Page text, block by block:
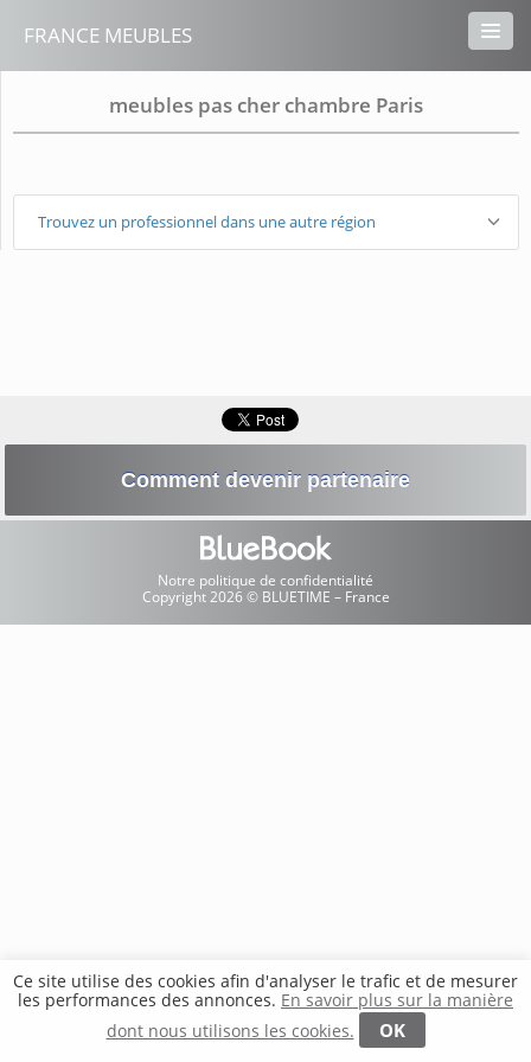
FRANCE MEUBLES
meubles pas cher chambre Paris
Trouvez un professionnel dans une autre région
Comment devenir partenaire
Notre politique de confidentialité
Copyright 2026 © BLUETIME – France
Ce site utilise des cookies afin d'analyser le trafic et de mesurer
les performances des annonces. En savoir plus sur la manière
dont nous utilisons les cookies.
OK